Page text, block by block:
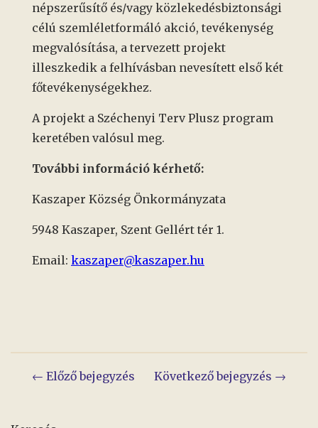
népszerűsítő és/vagy közlekedésbiztonsági
célú szemléletformáló akció, tevékenység
megvalósítása, a tervezett projekt
illeszkedik a felhívásban nevesített első két
főtevékenységekhez.
A projekt a Széchenyi Terv Plusz program
keretében valósul meg.
További információ kérhető:
Kaszaper Község Önkormányzata
5948 Kaszaper, Szent Gellért tér 1.
Email: kaszaper@kaszaper.hu
Bejegyzés
← Előző bejegyzés Következő bejegyzés →